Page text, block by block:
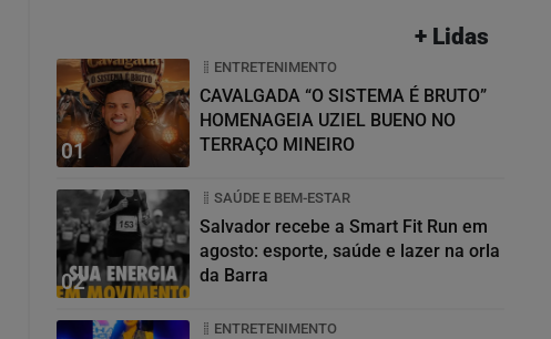
+ Lidas
01
ENTRETENIMENTO
CAVALGADA “O SISTEMA É BRUTO”
HOMENAGEIA UZIEL BUENO NO
TERRAÇO MINEIRO
02
SAÚDE E BEM-ESTAR
Salvador recebe a Smart Fit Run em
agosto: esporte, saúde e lazer na orla
da Barra
ENTRETENIMENTO